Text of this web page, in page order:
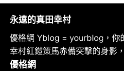
永遠的真田幸村
優格網 Yblog = yourblog，你
幸村紅鎧策馬赤備突擊的身影
優格網